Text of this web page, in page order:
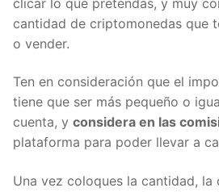
cantidad de criptomonedas que
o vender.
Ten en consideración que el
tiene que ser más pequeño o
cuenta, y considera en las
plataforma para poder llevar a
Una vez coloques la cantidad, la